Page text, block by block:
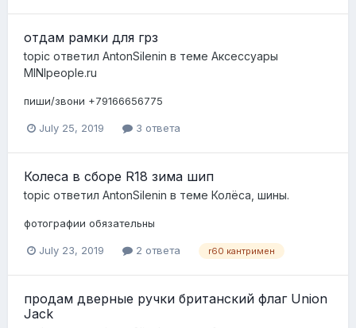
отдам рамки для грз
topic ответил AntonSilenin в теме Аксессуары
MINIpeople.ru
пиши/звони +79166656775
July 25, 2019 3 ответа
Колеса в сборе R18 зима шип
topic ответил AntonSilenin в теме Колёса, шины.
фотографии обязательны
July 23, 2019 2 ответа r60 кантримен
продам дверные ручки британский флаг Union
Jack